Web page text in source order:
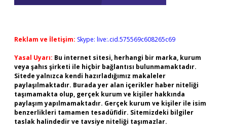
Reklam ve İletişim: Skype: live:.cid.575569c608265c69
Yasal Uyarı: Bu internet sitesi, herhangi bir marka, kurum
veya şahıs şirketi ile hiçbir bağlantısı bulunmamaktadır.
Sitede yalnızca kendi hazırladığımız makaleler
paylaşılmaktadır. Burada yer alan içerikler haber niteliği
taşımamakta olup, gerçek kurum ve kişiler hakkında
paylaşım yapılmamaktadır. Gerçek kurum ve kişiler ile isim
benzerlikleri tamamen tesadüfidir. Sitemizdeki bilgiler
taslak halindedir ve tavsiye niteliği taşımazlar.